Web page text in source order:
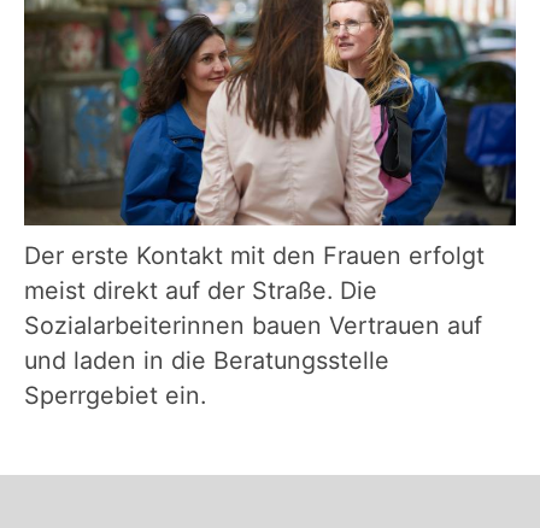
Der erste Kontakt mit den Frauen erfolgt
meist direkt auf der Straße. Die
Sozialarbeiterinnen bauen Vertrauen auf
und laden in die Beratungsstelle
Sperrgebiet ein.